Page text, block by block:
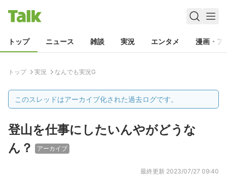
トップ ニュース 雑談 実況 エンタメ 漫画・ア
トップ 実況 なんでも実況G
このスレッドはアーカイブ化された過去ログです。
登山を仕事にしたいんやがどうな
ん？
アーカイブ
最終更新 2023/07/27 09:40